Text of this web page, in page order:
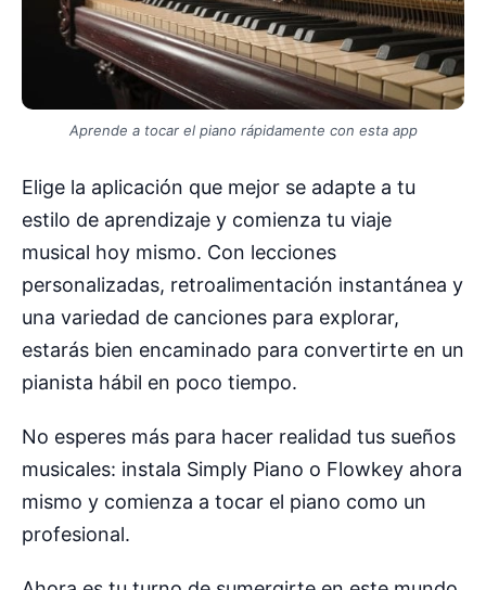
Aprende a tocar el piano rápidamente con esta app
Elige la aplicación que mejor se adapte a tu
estilo de aprendizaje y comienza tu viaje
musical hoy mismo. Con lecciones
personalizadas, retroalimentación instantánea y
una variedad de canciones para explorar,
estarás bien encaminado para convertirte en un
pianista hábil en poco tiempo.
No esperes más para hacer realidad tus sueños
musicales: instala Simply Piano o Flowkey ahora
mismo y comienza a tocar el piano como un
profesional.